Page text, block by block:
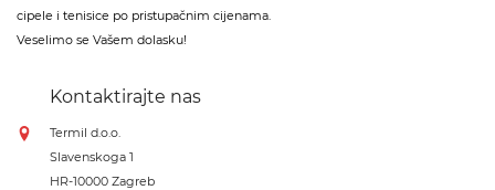
cipele i tenisice po pristupačnim cijenama.
Veselimo se Vašem dolasku!
Kontaktirajte nas
Termil d.o.o.
Slavenskoga 1
HR-10000 Zagreb